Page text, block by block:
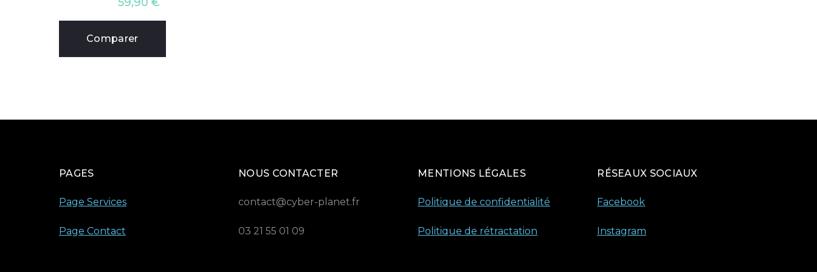
Comparer
PAGES
Page Services
Page Contact
NOUS CONTACTER
contact@cyber-planet.fr
03 21 55 01 09
MENTIONS LÉGALES
Politique de confidentialité
Politique de rétractation
RÉSEAUX SOCIAUX
Facebook
Instagram